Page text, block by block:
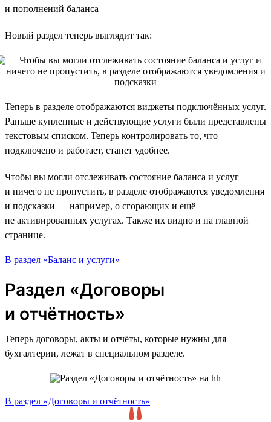
и пополнений баланса
Новый раздел теперь выглядит так:
Теперь в разделе отображаются виджеты подключённых услуг.
Раньше купленные и действующие услуги были представлены
текстовым списком. Теперь контролировать то, что
подключено и работает, станет удобнее.
Чтобы вы могли отслеживать состояние баланса и услуг
и ничего не пропустить, в разделе отображаются уведомления
и подсказки — например, о сгорающих и ещё
не активированных услугах. Также их видно и на главной
странице.
В раздел «Баланс и услуги»
Раздел «Договоры
и отчётность»
Теперь договоры, акты и отчёты, которые нужны для
бухгалтерии, лежат в специальном разделе.
В раздел «Договоры и отчётность»